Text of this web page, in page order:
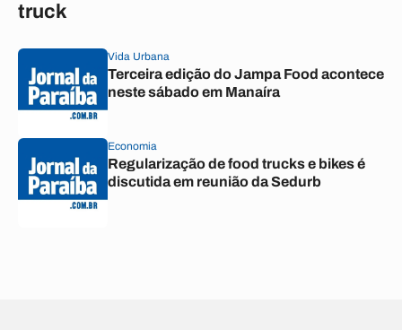
truck
Vida Urbana
Terceira edição do Jampa Food acontece
neste sábado em Manaíra
Economia
Regularização de food trucks e bikes é
discutida em reunião da Sedurb